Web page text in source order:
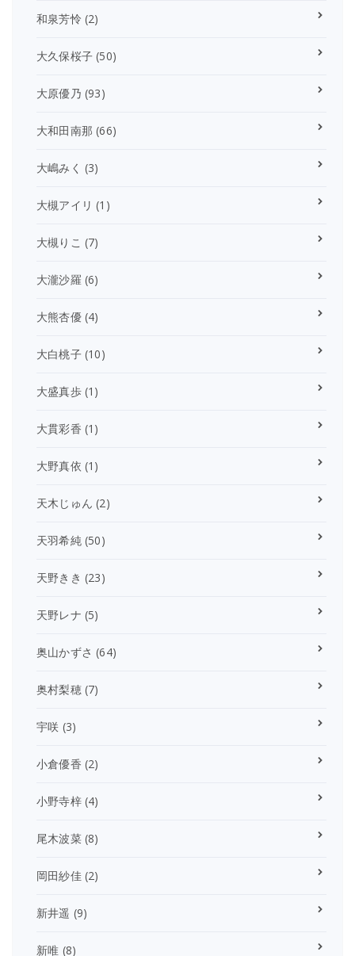
和泉芳怜 (2)
大久保桜子 (50)
大原優乃 (93)
大和田南那 (66)
大嶋みく (3)
大槻アイリ (1)
大槻りこ (7)
大瀧沙羅 (6)
大熊杏優(4)
大白桃子(10)
大盛真歩(1)
大貫彩香 (1)
大野真依 (1)
天木じゅん (2)
天羽希純(50)
天野きき (23)
天野レナ (5)
奥山かずさ (64)
奥村梨穂(7)
宇咲 (3)
小倉優香 (2)
小野寺梓(4)
尾木波菜(8)
岡田紗佳(2)
新井遥 (9)
新唯 (8)